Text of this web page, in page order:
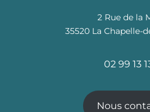
2 Rue de la
35520 La Chapelle-
02 99 13
Nous